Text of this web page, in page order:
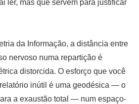
ler, mas que servem para justificar
da Informação, a distância entre
nervoso numa repartição é
distorcida. O esforço que você
inútil é uma geodésica — o
a exaustão total — num espaço-